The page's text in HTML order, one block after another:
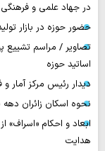
در جهاد علمی و
حضور حوزه در بازار
تصاویر / مراسم تشییع
اساتید حوزه
دیدار رئیس مرکز آمار و
نحوه اسکان زائران
ابعاد و احکام «اسراف»
هدایت